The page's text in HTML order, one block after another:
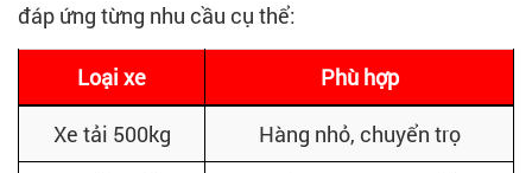
đáp ứng từng nhu cầu cụ thể:
Loại xe
Phù hợp
Xe tải 500kg
Hàng nhỏ, chuyển trọ